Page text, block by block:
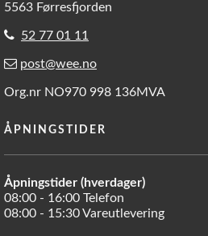
5563 Førresfjorden
52 77 01 11
post@wee.no
Org.nr NO970 998 136MVA
ÅPNINGSTIDER
Åpningstider (hverdager)
08:00 - 16:00 Telefon
08:00 - 15:30 Vareutlevering